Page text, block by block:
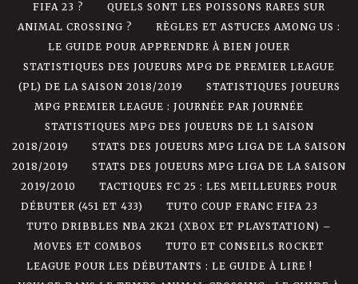
FIFA 23 ?
QUELS SONT LES POISSONS RARES SUR
ANIMAL CROSSING ?
RÈGLES ET ASTUCES AMONG US :
LE GUIDE POUR APPRENDRE À BIEN JOUER
STATISTIQUES DES JOUEURS MPG DE PREMIER LEAGUE
(PL) DE LA SAISON 2018/2019
STATISTIQUES JOUEURS
MPG PREMIER LEAGUE : JOURNÉE PAR JOURNÉE
STATISTIQUES MPG DES JOUEURS DE L1 SAISON
2018/2019
STATS DES JOUEURS MPG LIGA DE LA SAISON
2018/2019
STATS DES JOUEURS MPG LIGA DE LA SAISON
2019/2010
TACTIQUES FC 25 : LES MEILLEURES POUR
DÉBUTER (451 ET 433)
TUTO COUP FRANC FIFA 23
TUTO DRIBBLES NBA 2K21 (XBOX ET PLAYSTATION) –
MOVES ET COMBOS
TUTO ET CONSEILS ROCKET
LEAGUE POUR LES DÉBUTANTS : LE GUIDE À LIRE !